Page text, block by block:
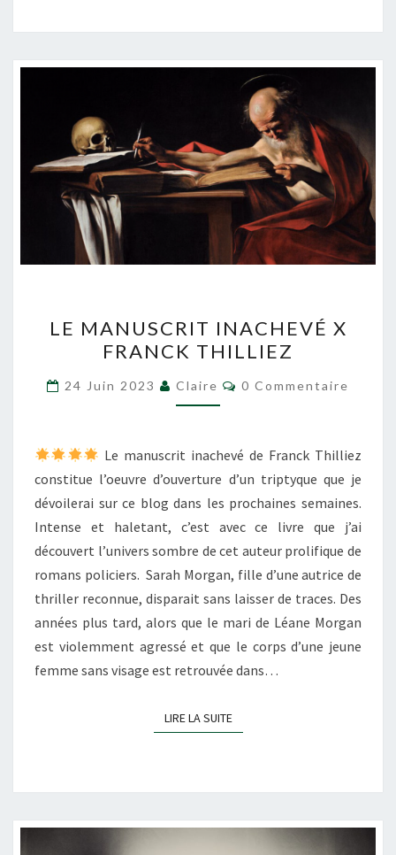
MANUSCRIT
INACHEVÉ
X
FRANCK
LE MANUSCRIT INACHEVÉ X
FRANCK THILLIEZ
24 Juin 2023 Claire Commentaires
0 Commentaire
Le manuscrit inachevé de Franck Thilliez
constitue l’oeuvre d’ouverture d’un triptyque que je
dévoilerai sur ce blog dans les prochaines semaines.
Intense et haletant, c’est avec ce livre que j’ai
découvert l’univers sombre de cet auteur prolifique de
romans policiers. Sarah Morgan, fille d’une autrice de
thriller reconnue, disparait sans laisser de traces. Des
années plus tard, alors que le mari de Léane Morgan
est violemment agressé et que le corps d’une jeune
femme sans visage est retrouvée dans…
LIRE LA SUITELIRE LA SUITE